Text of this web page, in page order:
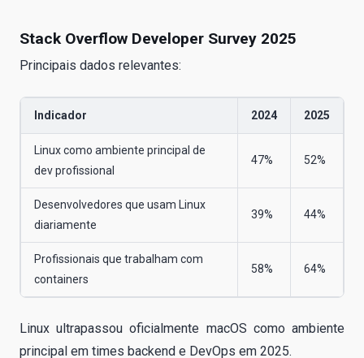
Stack Overflow Developer Survey 2025
Principais dados relevantes:
Indicador 2024 2025
Linux como ambiente principal de
dev profissional
47% 52%
Desenvolvedores que usam Linux
diariamente
39% 44%
Profissionais que trabalham com
containers
58% 64%
Linux ultrapassou oficialmente macOS como ambiente
principal em times backend e DevOps em 2025.